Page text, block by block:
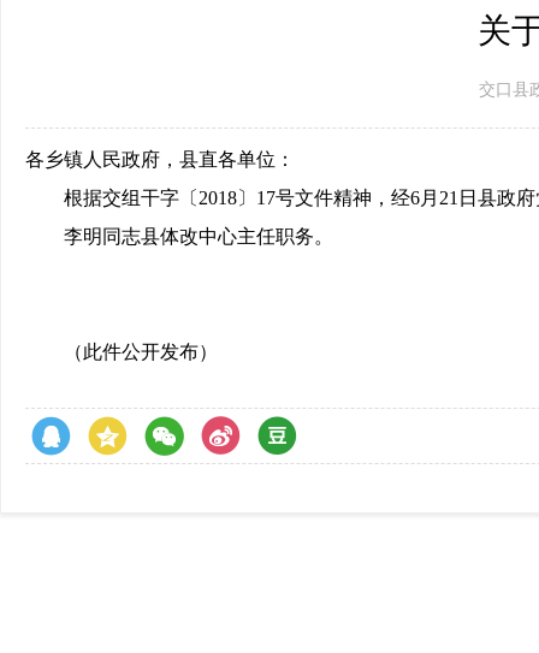
关
交口县
各乡镇人民政府，县直各单位：
根据交组干字〔2018〕17号文件精神，经6月21日县政府
李明同志县体改中心主任职务。
（此件公开发布）